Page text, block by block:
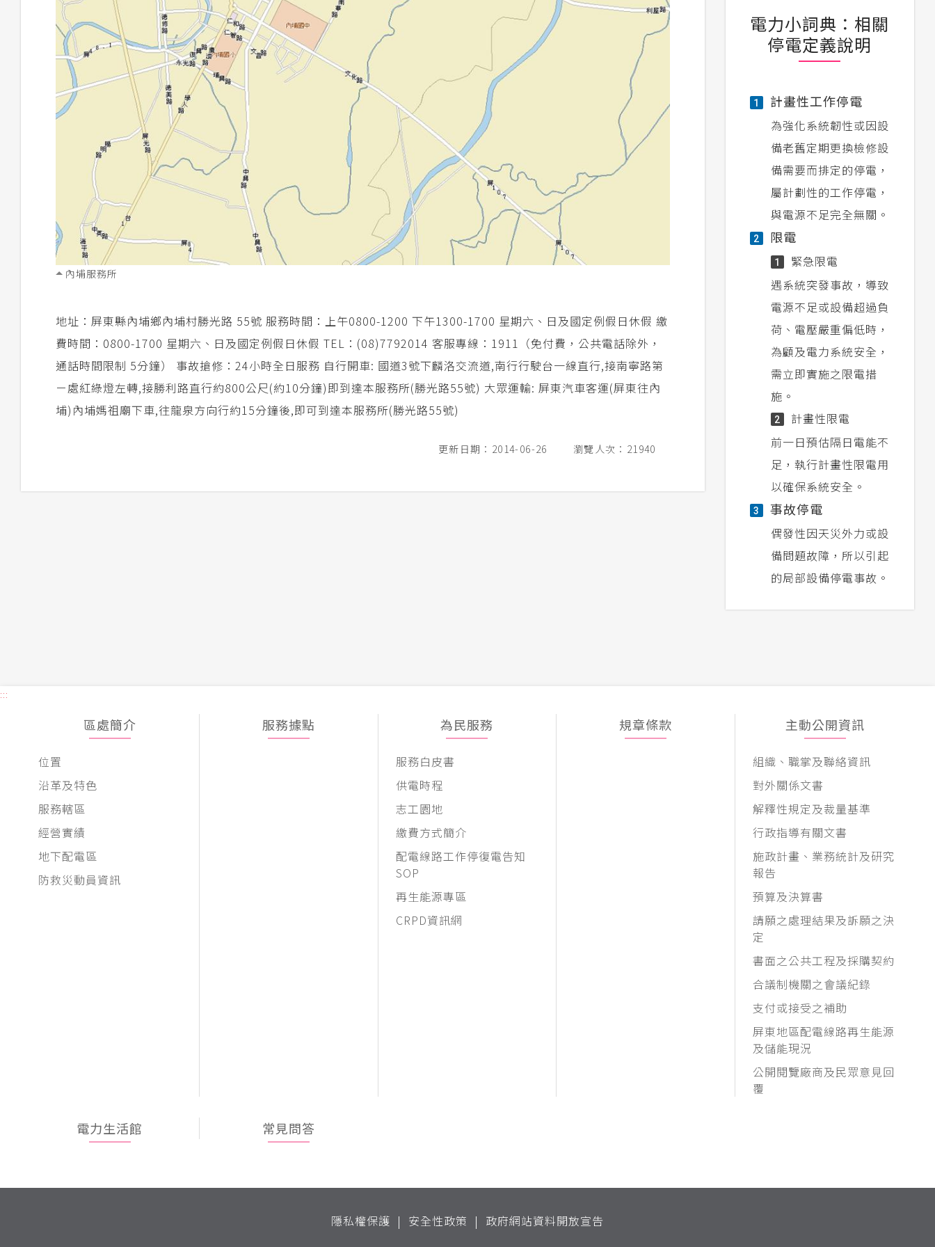
內埔服務所
地址：屏東縣內埔鄉內埔村勝光路 55號 服務時間：上午0800-1200 下午1300-1700 星期六、日及國定例假日休假 繳
費時間：0800-1700 星期六、日及國定例假日休假 TEL：(08)7792014 客服專線：1911（免付費，公共電話除外，
通話時間限制 5分鐘） 事故搶修：24小時全日服務 自行開車: 國道3號下麟洛交流道,南行行駛台一線直行,接南寧路第
ㄧ處紅綠燈左轉,接勝利路直行約800公尺(約10分鐘)即到達本服務所(勝光路55號) 大眾運輸: 屏東汽車客運(屏東往內
埔)內埔媽祖廟下車,往龍泉方向行約15分鐘後,即可到達本服務所(勝光路55號)
更新日期：2014-06-26 瀏覽人次：21940
電力小詞典：相關
停電定義說明
1 計畫性工作停電
為強化系統韌性或因設
備老舊定期更換檢修設
備需要而排定的停電，
屬計劃性的工作停電，
與電源不足完全無關。
2 限電
1
緊急限電
遇系統突發事故，導致
電源不足或設備超過負
荷、電壓嚴重偏低時，
為顧及電力系統安全，
需立即實施之限電措
施。
2
計畫性限電
前一日預估隔日電能不
足，執行計畫性限電用
以確保系統安全。
3 事故停電
偶發性因天災外力或設
備問題故障，所以引起
的局部設備停電事故。
:::
區處簡介
位置
沿革及特色
服務轄區
經營實績
地下配電區
防救災動員資訊
服務據點 為民服務
服務白皮書
供電時程
志工園地
繳費方式簡介
配電線路工作停復電告知
SOP
再生能源專區
CRPD資訊網
規章條款 主動公開資訊
組織、職掌及聯絡資訊
對外關係文書
解釋性規定及裁量基準
行政指導有關文書
施政計畫、業務統計及研究
報告
預算及決算書
請願之處理結果及訴願之決
定
書面之公共工程及採購契約
合議制機關之會議紀錄
支付或接受之補助
屏東地區配電線路再生能源
及儲能現況
公開閱覽廠商及民眾意見回
覆
電力生活館 常見問答
隱私權保護 安全性政策 政府網站資料開放宣告